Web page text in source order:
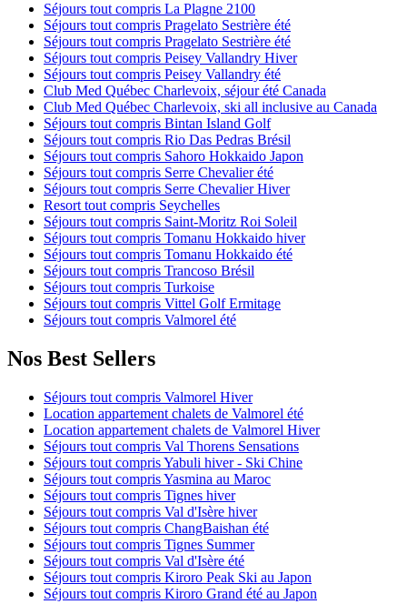
Séjours tout compris La Plagne 2100
Séjours tout compris Pragelato Sestrière été
Séjours tout compris Pragelato Sestrière été
Séjours tout compris Peisey Vallandry Hiver
Séjours tout compris Peisey Vallandry été
Club Med Québec Charlevoix, séjour été Canada
Club Med Québec Charlevoix, ski all inclusive au Canada
Séjours tout compris Bintan Island Golf
Séjours tout compris Rio Das Pedras Brésil
Séjours tout compris Sahoro Hokkaido Japon
Séjours tout compris Serre Chevalier été
Séjours tout compris Serre Chevalier Hiver
Resort tout compris Seychelles
Séjours tout compris Saint-Moritz Roi Soleil
Séjours tout compris Tomanu Hokkaido hiver
Séjours tout compris Tomanu Hokkaido été
Séjours tout compris Trancoso Brésil
Séjours tout compris Turkoise
Séjours tout compris Vittel Golf Ermitage
Séjours tout compris Valmorel été
Nos Best Sellers
Séjours tout compris Valmorel Hiver
Location appartement chalets de Valmorel été
Location appartement chalets de Valmorel Hiver
Séjours tout compris Val Thorens Sensations
Séjours tout compris Yabuli hiver - Ski Chine
Séjours tout compris Yasmina au Maroc
Séjours tout compris Tignes hiver
Séjours tout compris Val d'Isère hiver
Séjours tout compris ChangBaishan été
Séjours tout compris Tignes Summer
Séjours tout compris Val d'Isère été
Séjours tout compris Kiroro Peak Ski au Japon
Séjours tout compris Kiroro Grand été au Japon